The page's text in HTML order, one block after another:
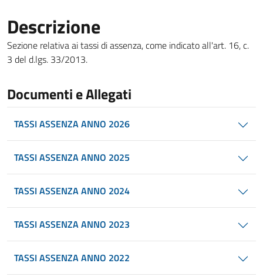
Descrizione
Sezione relativa ai tassi di assenza, come indicato all'art. 16, c.
3 del d.lgs. 33/2013.
Documenti e Allegati
TASSI ASSENZA ANNO 2026
TASSI ASSENZA ANNO 2025
TASSI ASSENZA ANNO 2024
TASSI ASSENZA ANNO 2023
TASSI ASSENZA ANNO 2022